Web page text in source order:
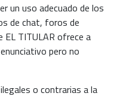
un uso adecuado de los
de chat, foros de
EL TITULAR ofrece a
pero no
o contrarias a la